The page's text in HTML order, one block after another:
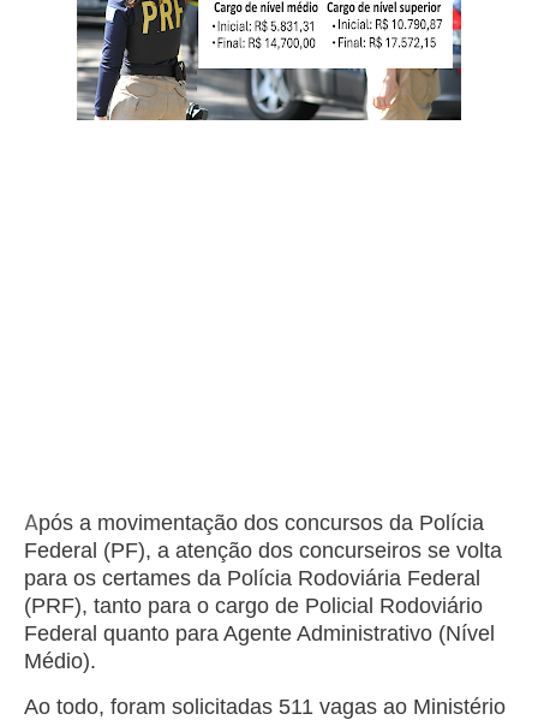
Após a movimentação dos concursos da Polícia
Federal (PF), a atenção dos concurseiros se volta
para os certames da Polícia Rodoviária Federal
(PRF), tanto para o cargo de Policial Rodoviário
Federal quanto para Agente Administrativo (Nível
Médio).
Ao todo, foram solicitadas 511 vagas ao Ministério